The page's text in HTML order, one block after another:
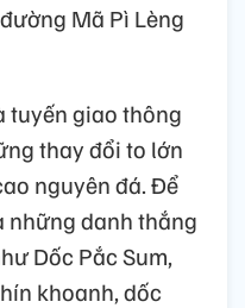
Mã Pì Lèng
tuyến giao thông
thay đổi to lớn
nguyên đá. Để
những danh thắng
Dốc Pắc Sum,
khoanh, dốc